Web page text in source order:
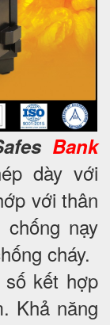
Bank
dày với
với thân
nạy
cháy.
kết hợp
Khả năng